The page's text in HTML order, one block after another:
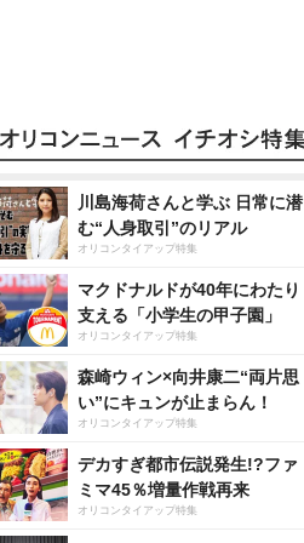
川島海荷さんと学ぶ 日常に潜
む“人身取引”のリアル
オリコンタイアップ特集
マクドナルドが40年にわたり
支える「小学生の甲子園」
オリコンタイアップ特集
森崎ウィン×向井康二“両片思
い”にキュンが止まらん！
オリコンタイアップ特集
デカすぎ都市伝説発生!?ファ
ミマ45％増量作戦再来
オリコンタイアップ特集